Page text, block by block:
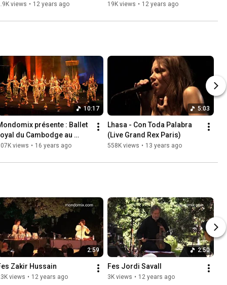
views • 12 years ago
19K views • 12 years ago
10:17
présente : Ballet
du Cambodge au
de Fès 2010
views • 16 years ago
5:03
Lhasa - Con Toda Palabra
(Live Grand Rex Paris)
558K views • 13 years ago
2:59
Zakir Hussain
views • 12 years ago
2:50
Fes Jordi Savall
3K views • 12 years ago